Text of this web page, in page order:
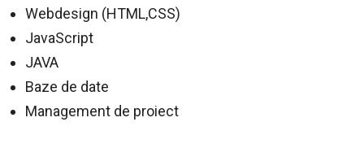
Webdesign (HTML,CSS)
JavaScript
JAVA
Baze de date
Management de proiect